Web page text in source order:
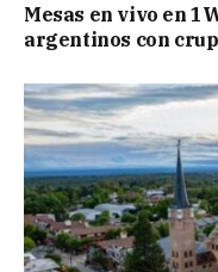
Mesas en vivo en
argentinos con